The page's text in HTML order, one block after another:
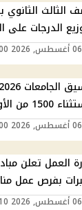
الدرجات على
من التوزيع الجغرافي
بفرص عمل